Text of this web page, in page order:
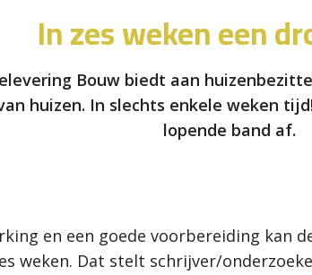
In zes weken een
Bouw biedt aan
huizen. In slechts enkele weken
lopende band af.
en een goede voorbereiding kan
weken. Dat stelt schrijver/